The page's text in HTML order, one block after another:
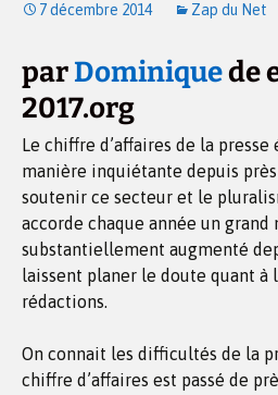
7 décembre 2014 Zap du Net
parDominiquede
2017.org
Le chiffre d’affaires de la
manière inquiétante depuis près
soutenir ce secteur et le
accorde chaque année un grand
substantiellement augmenté
laissent planer le doute quant à
rédactions.
On connait les difficultés de la
chiffre d’affaires est passé de